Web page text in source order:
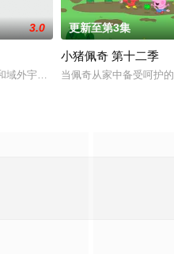
，在天运大陆南云帝国有名的“废
3.0
域外宇宙，两个宇宙彼此为敌，域
更新至第3集
小猪佩奇 第十二季
当佩奇从家中备受呵护